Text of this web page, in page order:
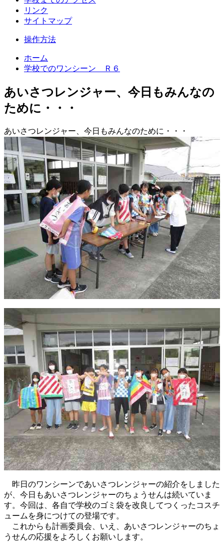
リンク
サイトマップ
操作方法
ホーム
学校でのワンシーン Ｒ６
あいさつレンジャー、今日もみんなの
ために・・・
あいさつレンジャー、今日もみんなのために・・・
昨日のワンシーンであいさつレンジャーの紹介をしました
が、今日もあいさつレンジャーのちょうせんは続いていま
す。今回は、各自で学校のゴミ袋を改良してつくったコスチ
ュームを身につけての登場です。
これからも計画委員会、いえ、あいさつレンジャーのちょ
うせんの応援をよろしくお願いします。